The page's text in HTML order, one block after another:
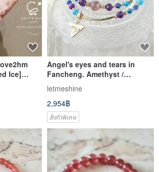
Ice]
Original
Angel's eyes and tears in
Fancheng. Amethyst /
aquamarine Stone/ Stone devil
eyes crystal bracelet dual-ring
design
letmeshine
2,954฿
สั่งทำพิเศษ